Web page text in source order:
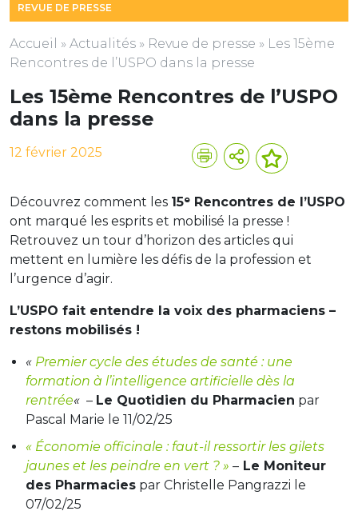
REVUE DE PRESSE
Accueil » Actualités » Revue de presse » Les 15ème
Rencontres de l’USPO dans la presse
Les 15ème Rencontres de l’USPO
dans la presse
12 février 2025
Découvrez comment les 15ᵉ Rencontres de l’USPO
ont marqué les esprits et mobilisé la presse !
Retrouvez un tour d’horizon des articles qui
mettent en lumière les défis de la profession et
l’urgence d’agir.
L’USPO fait entendre la voix des pharmaciens –
restons mobilisés !
« Premier cycle des études de santé : une
formation à l’intelligence artificielle dès la
rentrée« – Le Quotidien du Pharmacien par
Pascal Marie le 11/02/25
« Économie officinale : faut-il ressortir les gilets
jaunes et les peindre en vert ? » – Le Moniteur
des Pharmacies par Christelle Pangrazzi le
07/02/25